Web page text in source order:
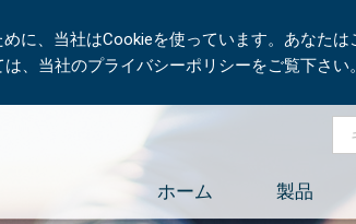
に、当社はCookieを使っています。あなた
、当社のプライバシーポリシーをご覧下さい。
ホーム 製品